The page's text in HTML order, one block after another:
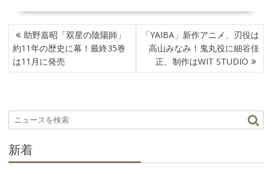
投
稿
ナ
ビ
シ
ョ
助野嘉昭「双星の陰陽師」
約11年の歴史に幕！最終35巻
は11月に発売
「YAIBA」新作アニメ、刃役は
高山みなみ！鬼丸役に細谷佳
正、制作はWIT STUDIO
新着